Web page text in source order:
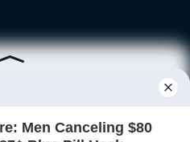
Daftar